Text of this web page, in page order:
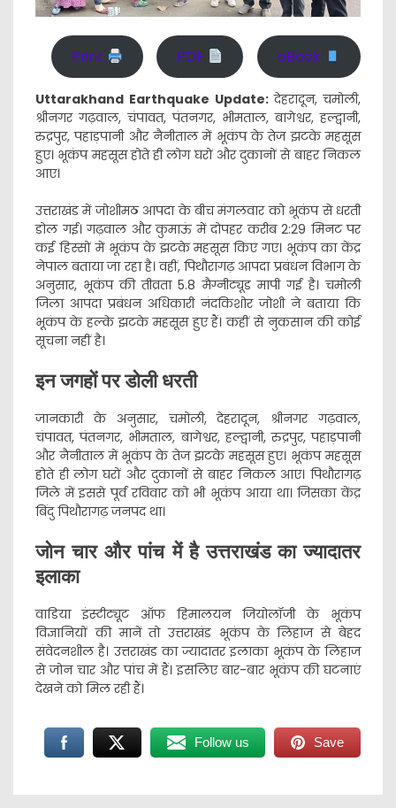
Print PDF eBook
Uttarakhand Earthquake Update:देहरादून, चमोली,
श्रीनगर गढ़वाल, चंपावत, पंतनगर, भीमताल, बागेश्वर, हल्द्वानी,
रुद्रपुर, पहाड़पानी और नैनीताल में भूकंप के तेज झटके महसूस
हुए। भूकंप महसूस होते ही लोग घरों और दुकानों से बाहर निकल
आए।
उत्तराखंड में जोशीमठ आपदा के बीच मंगलवार को भूकंप से धरती
डोल गई। गढ़वाल और कुमाऊं में दोपहर करीब 2:29 मिनट पर
कई हिस्सों में भूकंप के झटके महसूस किए गए। भूकंप का केंद्र
नेपाल बताया जा रहा है। वहीं, पिथौरागढ़ आपदा प्रबंधन विभाग के
अनुसार, भूकंप की तीव्रता 5.8 मैग्नीट्यूड मापी गई है। चमोली
जिला आपदा प्रबंधन अधिकारी नंदकिशोर जोशी ने बताया कि
भूकंप के हल्के झटके महसूस हुए हैं। कहीं से नुकसान की कोई
सूचना नहीं है।
इन जगहों पर डोली धरती
जानकारी के अनुसार, चमोली, देहरादून, श्रीनगर गढ़वाल,
चंपावत, पंतनगर, भीमताल, बागेश्वर, हल्द्वानी, रुद्रपुर, पहाड़पानी
और नैनीताल में भूकंप के तेज झटके महसूस हुए। भूकंप महसूस
होते ही लोग घरों और दुकानों से बाहर निकल आए। पिथौरागढ़
जिले में इससे पूर्व रविवार को भी भूकंप आया था। जिसका केंद्र
बिंदु पिथौरागढ़ जनपद था।
जोन चार और पांच में है उत्तराखंड का ज्यादातर
इलाका
वाडिया इंस्टीट्यूट ऑफ हिमालयन जियोलॉजी के भूकंप
विज्ञानियों की मानें तो उत्तराखंड भूकंप के लिहाज से बेहद
संवेदनशील है। उत्तराखंड का ज्यादातर इलाका भूकंप के लिहाज
से जोन चार और पांच में हैं। इसलिए बार-बार भूकंप की घटनाएं
देखने को मिल रही हैं।
Follow us Save